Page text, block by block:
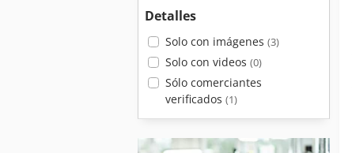
Detalles
Solo con imágenes (3)
Solo con videos (0)
Sólo comerciantes
verificados (1)